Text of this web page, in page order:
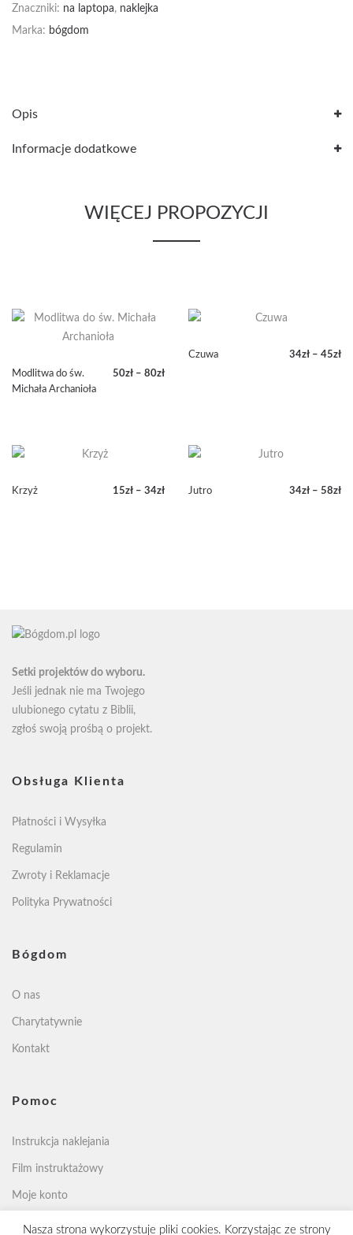
Znaczniki: na laptopa, naklejka
Marka: bógdom
Opis
Informacje dodatkowe
WIĘCEJ PROPOZYCJI
Modlitwa do św.
Michała Archanioła
50zł – 80zł
Czuwa 34zł – 45zł
45zł
Krzyż 15zł – 34zł
Jutro 34zł – 58zł
Setki projektów do wyboru.
Jeśli jednak nie ma Twojego
ulubionego cytatu z Biblii,
zgłoś swoją prośbą o projekt.
Obsługa Klienta
Płatności i Wysyłka
Regulamin
Zwroty i Reklamacje
Polityka Prywatności
Bógdom
O nas
Charytatywnie
Kontakt
Pomoc
Instrukcja naklejania
Film instruktażowy
Moje konto
Nasza strona wykorzystuje pliki cookies. Korzystając ze strony